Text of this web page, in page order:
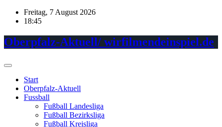
Skip
Freitag, 7 August 2026
18:45
Oberpfalz-Aktuell/ wirfilmendeinspiel.de
Start
Oberpfalz-Aktuell
Fussball
Fußball Landesliga
Fußball Bezirksliga
Fußball Kreisliga